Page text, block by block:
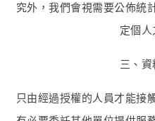
究外，我們會視需要公佈統
定個人
三、
只由經過授權的人員才能接